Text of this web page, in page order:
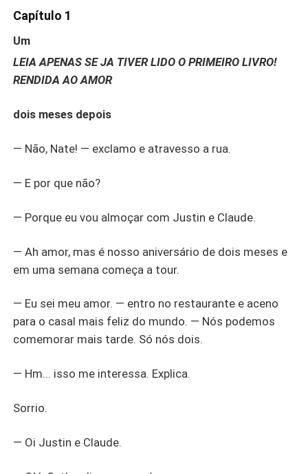
Capítulo 1
Um
LEIA APENAS SE JA TIVER LIDO O PRIMEIRO LIVRO!
RENDIDA AO AMOR
dois meses depois
— Não, Nate! — exclamo e atravesso a rua.
— E por que não?
— Porque eu vou almoçar com Justin e Claude.
— Ah amor, mas é nosso aniversário de dois meses e
em uma semana começa a tour.
— Eu sei meu amor. — entro no restaurante e aceno
para o casal mais feliz do mundo. — Nós podemos
comemorar mais tarde. Só nós dois.
— Hm... isso me interessa. Explica.
Sorrio.
— Oi Justin e Claude.